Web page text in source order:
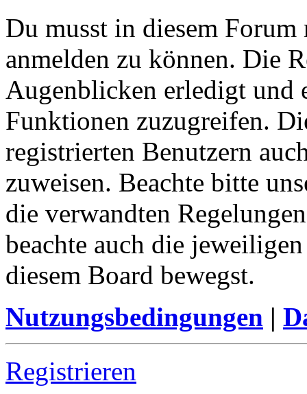
Du musst in diesem
anmelden zu können. Die
Augenblicken erledigt und
Funktionen zuzugreifen.
registrierten Benutzern
zuweisen. Beachte bitte
die verwandten
beachte auch die
diesem Board bewegst.
Nutzungsbedingungen |
Registrieren